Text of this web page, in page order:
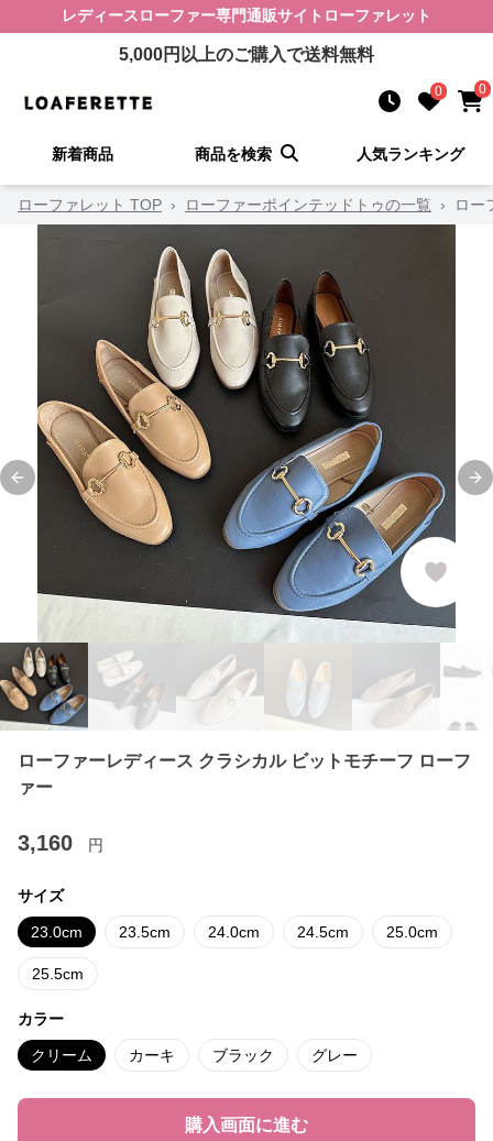
レディースローファー専門通販サイト ローファレット
5,000円以上のご購入で送料無料
0 0
新着商品 商品を検索 人気ランキング
ローファレット TOP › ローファーポインテッドトゥの一覧 › ロー
Previous slide
ローファーレディース クラシカル ビットモチーフ ローフ
ァー
3,160 円
サイズ
23.0cm 23.5cm 24.0cm 24.5cm 25.0cm
25.5cm
カラー
クリーム カーキ ブラック グレー
購入画面に進む